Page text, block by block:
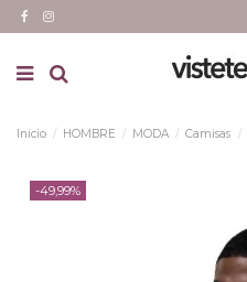
Inicio HOMBRE MODA Camisas
-49,99%